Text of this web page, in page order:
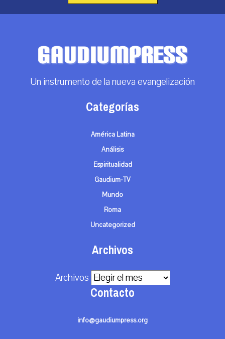
Un instrumento de la nueva evangelización
Categorías
América Latina
Análisis
Espiritualidad
Gaudium-TV
Mundo
Roma
Uncategorized
Archivos
Archivos
Contacto
info@gaudiumpress.org